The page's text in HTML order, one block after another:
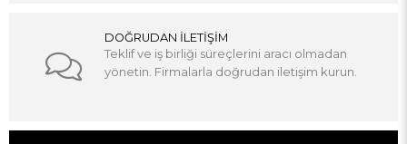
DOĞRUDAN İLETİŞİM
Teklif ve iş birliği süreçlerini aracı olmadan
yönetin. Firmalarla doğrudan iletişim kurun.